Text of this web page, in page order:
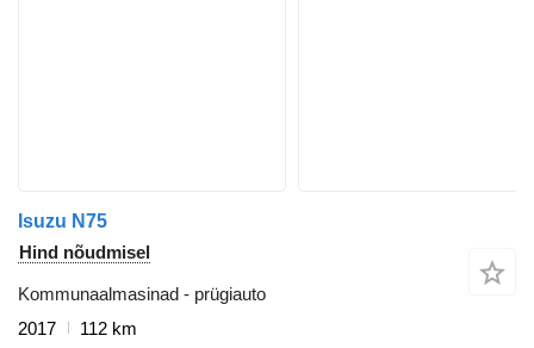
Isuzu N75
Hind nõudmisel
Kommunaalmasinad - prügiauto
2017
112 km